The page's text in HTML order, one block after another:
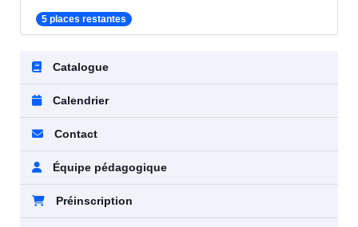
5 places restantes
Catalogue
Calendrier
Contact
Équipe pédagogique
Préinscription